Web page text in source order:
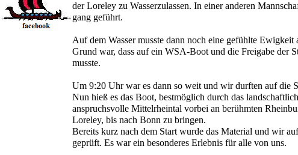
der Loreley zu Wasserzulassen. In einer anderen
gang geführt.
Auf dem Wasser musste dann noch eine gefühlte Ewigkeit
Grund war, dass auf ein WSA-Boot und die Freigabe der
musste.
Um 9:20 Uhr war es dann so weit und wir durften auf die
Nun hieß es das Boot, bestmöglich durch das
anspruchsvolle Mittelrheintal vorbei an berühmten
Loreley, bis nach Bonn zu bringen.
Bereits kurz nach dem Start wurde das Material und wir
geprüft. Es war ein besonderes Erlebnis für alle von uns.